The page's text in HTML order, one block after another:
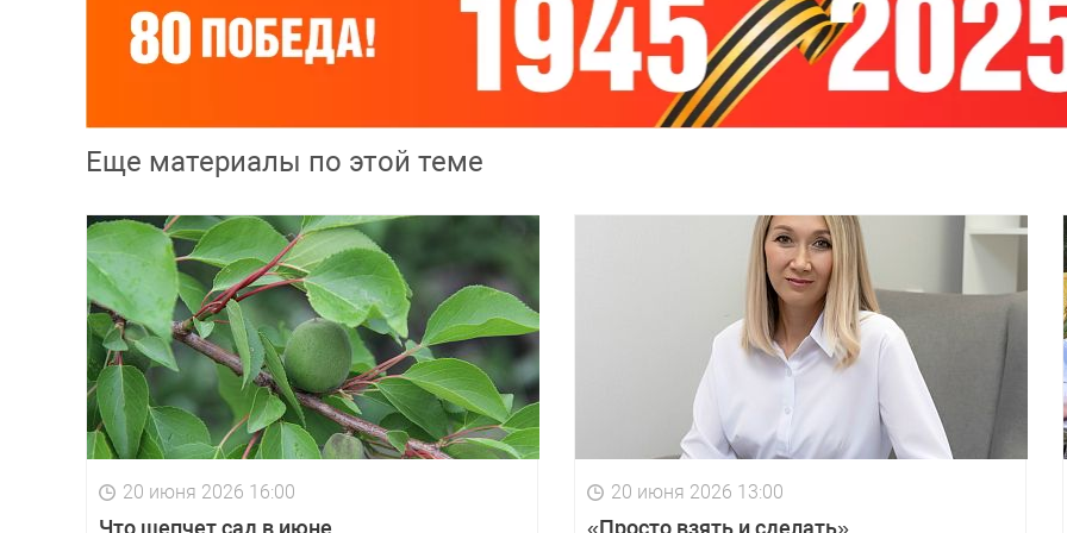
Еще материалы по этой теме
20 июня 2026 16:00
Что шепчет сад в июне
20 июня 2026 13:00
«Просто взять и сделать»